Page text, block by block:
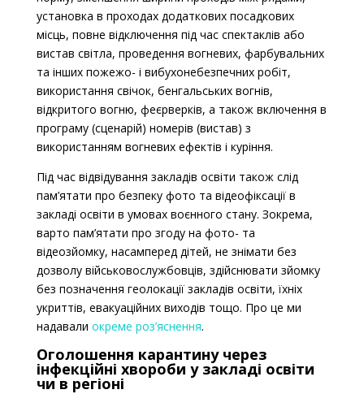
установка в проходах додаткових посадкових
місць, повне відключення під час спектаклів або
вистав світла, проведення вогневих, фарбувальних
та інших пожежо- і вибухонебезпечних робіт,
використання свічок, бенгальських вогнів,
відкритого вогню, феєрверків, а також включення в
програму (сценарій) номерів (вистав) з
використанням вогневих ефектів і куріння.
Під час відвідування закладів освіти також слід
пам’ятати про безпеку фото та відеофіксації в
закладі освіти в умовах воєнного стану. Зокрема,
варто пам’ятати про згоду на фото- та
відеозйомку, насамперед дітей, не знімати без
дозволу військовослужбовців, здійснювати зйомку
без позначення геолокації закладів освіти, їхніх
укриттів, евакуаційних виходів тощо. Про це ми
надавали окреме роз’яснення.
Оголошення карантину через
інфекційні хвороби у закладі освіти
чи в регіоні